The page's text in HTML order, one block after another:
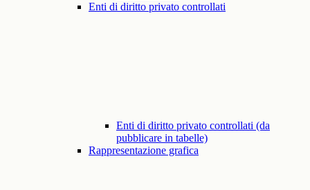
Enti di diritto privato controllati
Enti di diritto privato controllati (da
pubblicare in tabelle)
Rappresentazione grafica